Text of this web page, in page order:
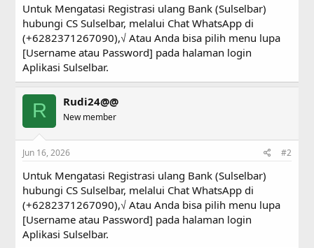
r
t
e
r
Untuk Mengatasi Registrasi ulang Bank (Sulselbar)
hubungi CS Sulselbar, melalui Chat WhatsApp di
(+6282371267090),√ Atau Anda bisa pilih menu lupa
[Username atau Password] pada halaman login
Aplikasi Sulselbar.
R Rudi24@@
New member
Jun 16, 2026 #2
Untuk Mengatasi Registrasi ulang Bank (Sulselbar)
hubungi CS Sulselbar, melalui Chat WhatsApp di
(+6282371267090),√ Atau Anda bisa pilih menu lupa
[Username atau Password] pada halaman login
Aplikasi Sulselbar.